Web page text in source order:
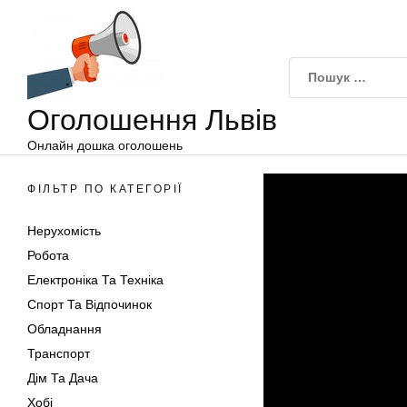
Оголошення Львів
Онлайн дошка оголошень
ФІЛЬТР ПО КАТЕГОРІЇ
Нерухомість
Робота
Електроніка Та Техніка
Спорт Та Відпочинок
Обладнання
Транспорт
Дім Та Дача
Хобі